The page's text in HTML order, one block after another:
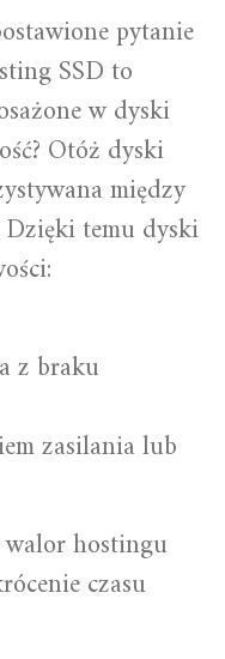
pytanie
SSD to
w dyski
Otóż dyski
między
temu dyski
z braku
zasilania lub
hostingu
czasu